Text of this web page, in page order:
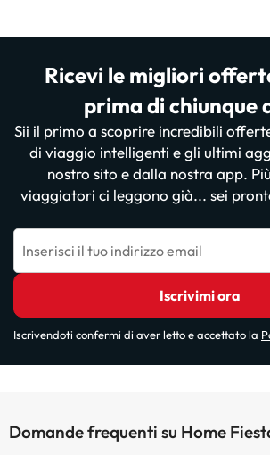
Ricevi le migliori
prima di chiunque
Sii il primo a scoprire incredibili
di viaggio intelligenti e gli ultimi
nostro sito e dalla nostra app.
viaggiatori ci leggono già... sei
Inserisci il tuo indirizzo email
Iscrivimi ora
Iscrivendoti confermi di aver letto e accettato la
Domande frequenti su Home